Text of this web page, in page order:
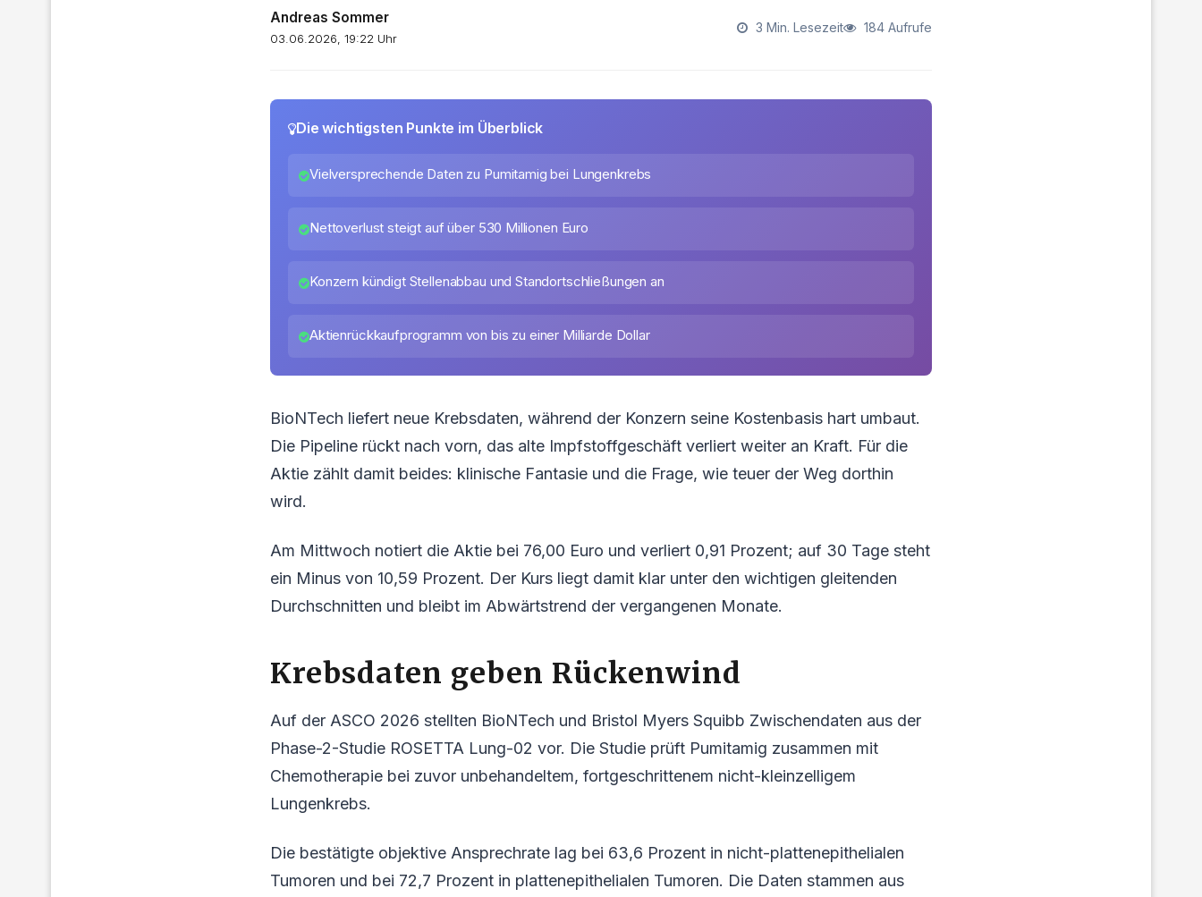
Andreas Sommer
03.06.2026, 19:22 Uhr
3 Min. Lesezeit 184 Aufrufe
Die wichtigsten Punkte im Überblick
Vielversprechende Daten zu Pumitamig bei Lungenkrebs
Nettoverlust steigt auf über 530 Millionen Euro
Konzern kündigt Stellenabbau und Standortschließungen an
Aktienrückkaufprogramm von bis zu einer Milliarde Dollar
BioNTech liefert neue Krebsdaten, während der Konzern seine Kostenbasis hart umbaut.
Die Pipeline rückt nach vorn, das alte Impfstoffgeschäft verliert weiter an Kraft. Für die
Aktie zählt damit beides: klinische Fantasie und die Frage, wie teuer der Weg dorthin
wird.
Am Mittwoch notiert die Aktie bei 76,00 Euro und verliert 0,91 Prozent; auf 30 Tage steht
ein Minus von 10,59 Prozent. Der Kurs liegt damit klar unter den wichtigen gleitenden
Durchschnitten und bleibt im Abwärtstrend der vergangenen Monate.
Krebsdaten geben Rückenwind
Auf der ASCO 2026 stellten BioNTech und Bristol Myers Squibb Zwischendaten aus der
Phase-2-Studie ROSETTA Lung-02 vor. Die Studie prüft Pumitamig zusammen mit
Chemotherapie bei zuvor unbehandeltem, fortgeschrittenem nicht-kleinzelligem
Lungenkrebs.
Die bestätigte objektive Ansprechrate lag bei 63,6 Prozent in nicht-plattenepithelialen
Tumoren und bei 72,7 Prozent in plattenepithelialen Tumoren. Die Daten stammen aus